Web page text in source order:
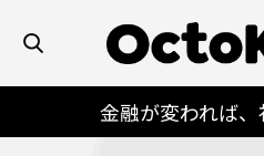
金融が変われば、